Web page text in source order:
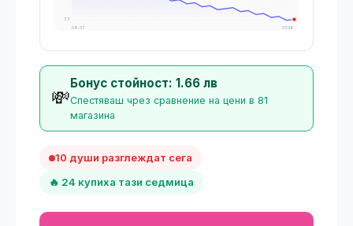
33
09.07
07.08
💸
Бонус стойност: 1.66 лв
Спестяваш чрез сравнение на цени в 81
магазина
10 души разглеждат сега
🔥 24 купиха тази седмица